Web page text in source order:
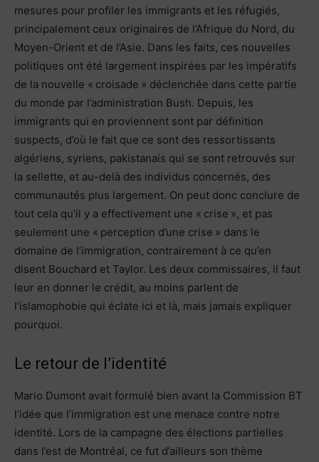
mesures pour profiler les immigrants et les réfugiés,
principalement ceux originaires de l’Afrique du Nord, du
Moyen-Orient et de l’Asie. Dans les faits, ces nouvelles
politiques ont été largement inspirées par les impératifs
de la nouvelle « croisade » déclenchée dans cette partie
du monde par l’administration Bush. Depuis, les
immigrants qui en proviennent sont par définition
suspects, d’où le fait que ce sont des ressortissants
algériens, syriens, pakistanais qui se sont retrouvés sur
la sellette, et au-delà des individus concernés, des
communautés plus largement. On peut donc conclure de
tout cela qu’il y a effectivement une « crise », et pas
seulement une « perception d’une crise » dans le
domaine de l’immigration, contrairement à ce qu’en
disent Bouchard et Taylor. Les deux commissaires, il faut
leur en donner le crédit, au moins parlent de
l’islamophobie qui éclate ici et là, mais jamais expliquer
pourquoi.
Le retour de l’identité
Mario Dumont avait formulé bien avant la Commission BT
l’idée que l’immigration est une menace contre notre
identité. Lors de la campagne des élections partielles
dans l’est de Montréal, ce fut d’ailleurs son thème